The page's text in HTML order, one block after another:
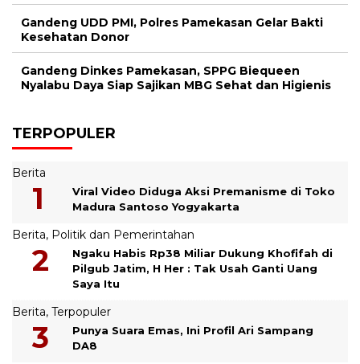
Gandeng UDD PMI, Polres Pamekasan Gelar Bakti
Kesehatan Donor
Gandeng Dinkes Pamekasan, SPPG Biequeen
Nyalabu Daya Siap Sajikan MBG Sehat dan Higienis
TERPOPULER
Berita
Viral Video Diduga Aksi Premanisme di Toko
Madura Santoso Yogyakarta
Berita, Politik dan Pemerintahan
Ngaku Habis Rp38 Miliar Dukung Khofifah di
Pilgub Jatim, H Her : Tak Usah Ganti Uang
Saya Itu
Berita, Terpopuler
Punya Suara Emas, Ini Profil Ari Sampang
DA8